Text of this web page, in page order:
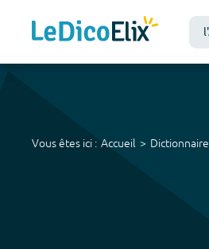
Vous êtes ici : Accueil Dictionnaire